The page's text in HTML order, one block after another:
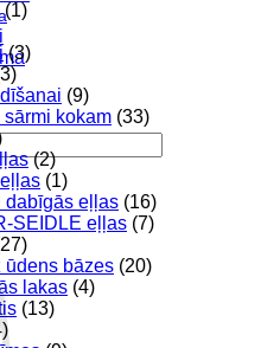
(1)
(3)
(9)
kokam (33)
(2)
(1)
dabīgās eļļas (16)
SEIDLE eļļas (7)
ūdens bāzes (20)
lakas (4)
(13)